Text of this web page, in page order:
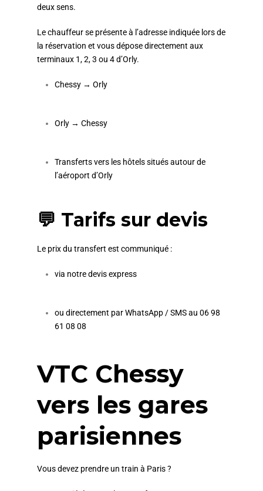
deux sens.
Le chauffeur se présente à l’adresse indiquée lors de
la réservation et vous dépose directement aux
terminaux 1, 2, 3 ou 4 d’Orly.
Chessy → Orly
Orly → Chessy
Transferts vers les hôtels situés autour de
l’aéroport d’Orly
💬 Tarifs sur devis
Le prix du transfert est communiqué :
via notre devis express
ou directement par WhatsApp / SMS au 06 98
61 08 08
VTC Chessy
vers les gares
parisiennes
Vous devez prendre un train à Paris ?